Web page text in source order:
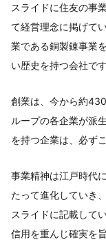
スライドに住友の事
て経営理念に掲げて
業である銅製錬事業
い歴史を持つ会社です
創業は、今から約
ループの各企業が派
を持つ企業は、必ず
事業精神は江戸時代
たって進化していき
スライドに記載して
信用を重んじ確実を